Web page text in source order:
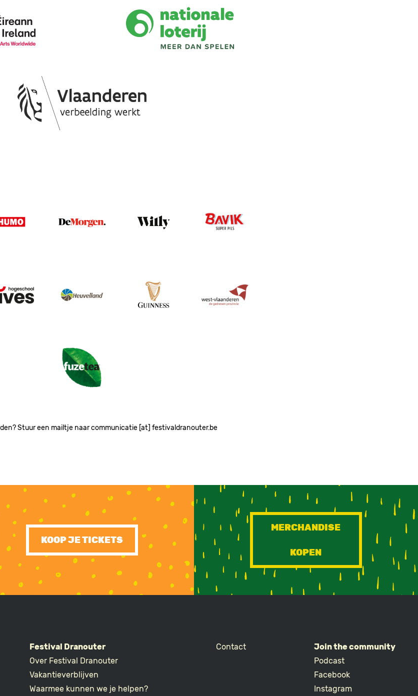
Image
Image
Image
Image Image
Image Image Image
Image
Stuur een mailtje naar communicatie [at] festivaldranouter.be
KOOP JE TICKETS
MERCHANDISE
KOPEN
Festival Dranouter
Over Festival Dranouter
Vakantieverblijven
Waarmee kunnen we je helpen?
Contact
Join the community
Podcast
Facebook
Instagram